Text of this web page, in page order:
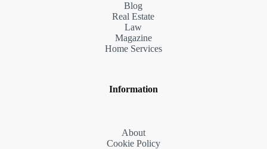
Blog
Real Estate
Law
Magazine
Home Services
Information
About
Cookie Policy